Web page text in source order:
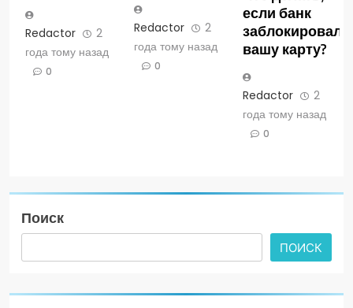
Redactor
2
года тому назад
0
Redactor
2
года тому назад
0
если банк
заблокировал
вашу карту?
Redactor
2
года тому назад
0
Поиск
ПОИСК